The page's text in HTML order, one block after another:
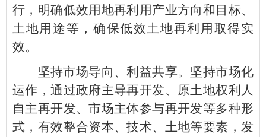
行，明确低效用地再利用产业方向和目标、
土地用途等，确保低效土地再利用取得实
效。
坚持市场导向、利益共享。坚持市场化
运作，通过政府主导再开发、原土地权利人
自主再开发、市场主体参与再开发等多种形
式，有效整合资本、技术、土地等要素，发